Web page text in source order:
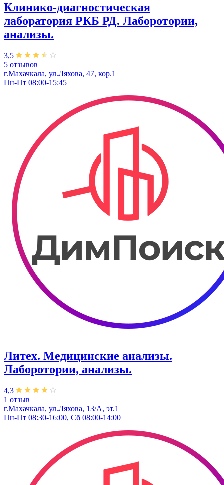
Клинико-диагностическая
лаборатория РКБ РД. Лаборотории,
анализы.
3,5
5 отзывов
г.Махачкала, ул.Ляхова, 47, кор.1
Пн-Пт 08:00-15:45
Литех. Медицинские анализы.
Лаборотории, анализы.
4,3
1 отзыв
г.Махачкала, ул.Ляхова, 13/А, эт.1
Пн-Пт 08:30-16:00, Сб 08:00-14:00